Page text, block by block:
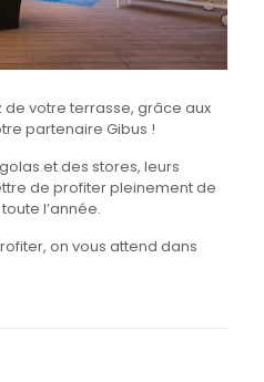
votre terrasse, grâce aux
partenaire Gibus !
et des stores, leurs
de profiter pleinement de
l’année.
on vous attend dans